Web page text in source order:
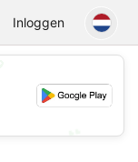
Inloggen